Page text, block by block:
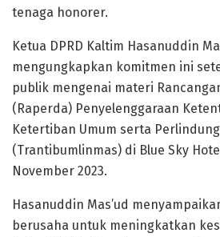
tenaga honorer.
Ketua DPRD Kaltim Hasanuddin
mengungkapkan komitmen ini
publik mengenai materi
(Raperda) Penyelenggaraan
Ketertiban Umum serta
(Trantibumlinmas) di Blue Sky
November 2023.
Hasanuddin Mas’ud
berusaha untuk meningkatkan